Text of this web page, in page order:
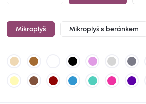
Mikroplyš Mikroplyš s beránkem